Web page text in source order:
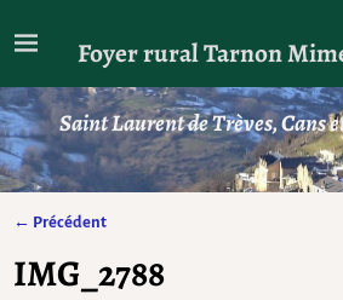
Foyer rural Tarnon
Saint Laurent de Trèves, Cans
← Précédent
IMG_2788